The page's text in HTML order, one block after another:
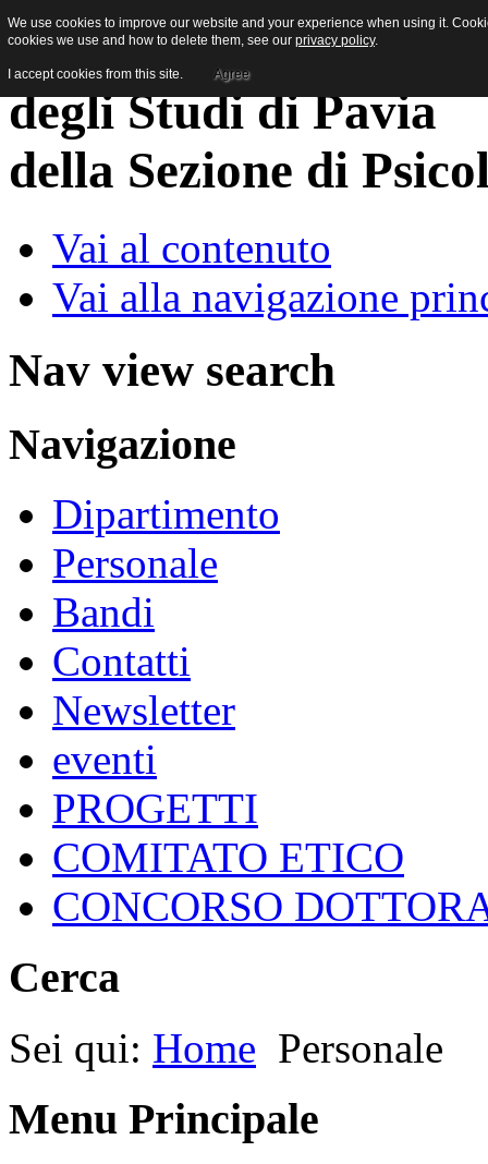
della Sezione di
Vai al contenuto
Vai alla navigazione
Nav view search
Navigazione
Dipartimento
Personale
Bandi
Contatti
Newsletter
eventi
PROGETTI
COMITATO ETICO
CONCORSO
Cerca
Sei qui: Home Personale
Menu Principale
We use cookies to improve our website and your experience when using it.
cookies we use and how to delete them, see our privacy policy.
I accept cookies from this site. Agree